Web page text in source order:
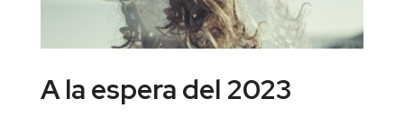
A la espera del 2023